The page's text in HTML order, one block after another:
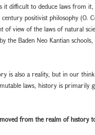
difficult to deduce laws from it,
positivist philosophy (O.
view of the laws of natural
the Baden Neo Kantian
is also a reality, but in our
laws, history is primarily
from the realm of history